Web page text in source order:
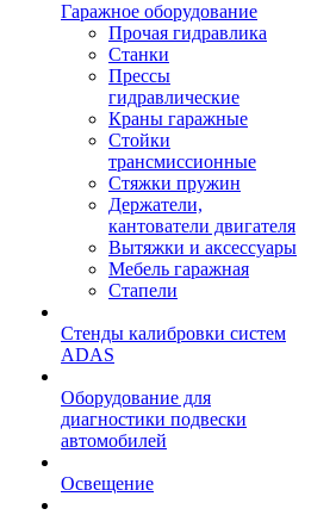
Гаражное оборудование
Прочая гидравлика
Станки
Прессы
гидравлические
Краны гаражные
Стойки
трансмиссионные
Стяжки пружин
Держатели,
кантователи двигателя
Вытяжки и аксессуары
Мебель гаражная
Стапели
Стенды калибровки систем
ADAS
Оборудование для
диагностики подвески
автомобилей
Освещение